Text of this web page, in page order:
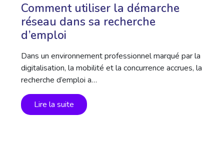
Comment utiliser la démarche
réseau dans sa recherche
d’emploi
Dans un environnement professionnel marqué par la
digitalisation, la mobilité et la concurrence accrues, la
recherche d’emploi a…
Lire la suite